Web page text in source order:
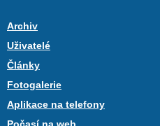
Archiv
Uživatelé
Články
Fotogalerie
Aplikace na telefony